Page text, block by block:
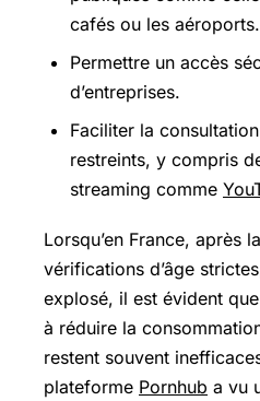
cafés ou les aéroports.
Permettre un accès
d’entreprises.
Faciliter la
restreints, y compris
streaming comme
Lorsqu’en France, après
vérifications d’âge
explosé, il est évident
à réduire la
restent souvent
plateforme Pornhub a vu